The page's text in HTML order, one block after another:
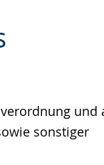
und
sonstiger